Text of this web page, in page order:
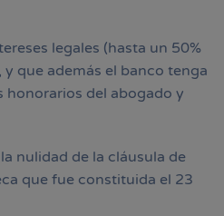
legales (hasta un 50%
que además el banco tenga
honorarios del abogado y
nulidad de la cláusula de
que fue constituida el 23